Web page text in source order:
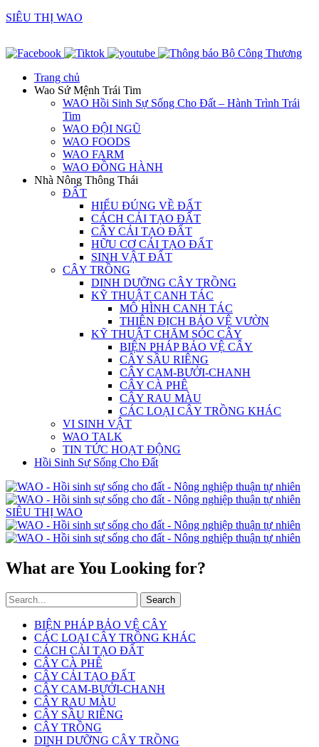
SIÊU THỊ WAO
Trang chủ
Wao Sứ Mệnh Trái Tim
WAO Hồi Sinh Sự Sống Cho Đất – Hành Trình Trái
Tim
WAO ĐỘI NGŨ
WAO FOODS
WAO FARM
WAO ĐỒNG HÀNH
Nhà Nông Thông Thái
ĐẤT
HIỂU ĐÚNG VỀ ĐẤT
CÁCH CẢI TẠO ĐẤT
CÂY CẢI TẠO ĐẤT
HỮU CƠ CẢI TẠO ĐẤT
SINH VẬT ĐẤT
CÂY TRỒNG
DINH DƯỠNG CÂY TRỒNG
KỸ THUẬT CANH TÁC
MÔ HÌNH CANH TÁC
THIÊN ĐỊCH BẢO VỆ VƯỜN
KỸ THUẬT CHĂM SÓC CÂY
BIỆN PHÁP BẢO VỆ CÂY
CÂY SẦU RIÊNG
CÂY CAM-BƯỞI-CHANH
CÂY CÀ PHÊ
CÂY RAU MÀU
CÁC LOẠI CÂY TRỒNG KHÁC
VI SINH VẬT
WAO TALK
TIN TỨC HOẠT ĐỘNG
Hồi Sinh Sự Sống Cho Đất
SIÊU THỊ WAO
What are You Looking for?
Search
BIỆN PHÁP BẢO VỆ CÂY
CÁC LOẠI CÂY TRỒNG KHÁC
CÁCH CẢI TẠO ĐẤT
CÂY CÀ PHÊ
CÂY CẢI TẠO ĐẤT
CÂY CAM-BƯỞI-CHANH
CÂY RAU MÀU
CÂY SẦU RIÊNG
CÂY TRỒNG
DINH DƯỠNG CÂY TRỒNG